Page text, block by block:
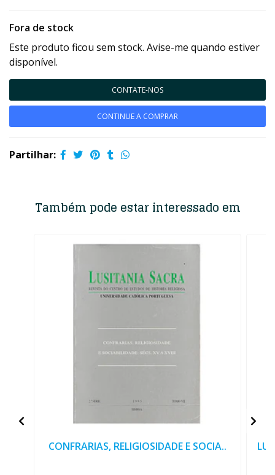
Fora de stock
Este produto ficou sem stock. Avise-me quando estiver
disponível.
CONTATE-NOS
CONTINUE A COMPRAR
Partilhar:
Também pode estar interessado em
CONFRARIAS, RELIGIOSIDADE E SOCIA..